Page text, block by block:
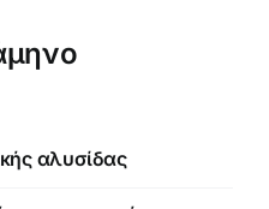
αλυσίδας